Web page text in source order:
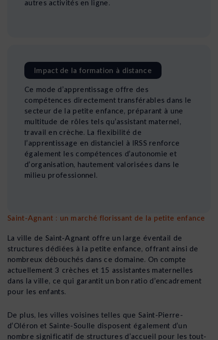
autres activités en ligne.
Impact de la formation à distance
Ce mode d’apprentissage offre des
compétences directement transférables dans le
secteur de la petite enfance, préparant à une
multitude de rôles tels qu’assistant maternel,
travail en crèche. La flexibilité de
l’apprentissage en distanciel à IRSS renforce
également les compétences d’autonomie et
d’organisation, hautement valorisées dans le
milieu professionnel.
Saint-Agnant : un marché florissant de la petite enfance
La ville de Saint-Agnant offre un large éventail de
structures dédiées à la petite enfance, offrant ainsi de
nombreux débouchés dans ce domaine. On compte
actuellement 3 crèches et 15 assistantes maternelles
dans la ville, ce qui garantit un bon ratio d’encadrement
pour les enfants.
De plus, les villes voisines telles que Saint-Pierre-
d’Oléron et Sainte-Soulle disposent également d’un
nombre significatif de structures d’accueil pour les tout-